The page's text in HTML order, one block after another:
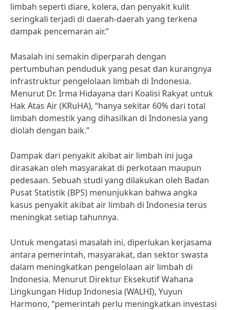
limbah seperti diare, kolera, dan penyakit kulit
seringkali terjadi di daerah-daerah yang terkena
dampak pencemaran air.”
Masalah ini semakin diperparah dengan
pertumbuhan penduduk yang pesat dan kurangnya
infrastruktur pengelolaan limbah di Indonesia.
Menurut Dr. Irma Hidayana dari Koalisi Rakyat untuk
Hak Atas Air (KRuHA), “hanya sekitar 60% dari total
limbah domestik yang dihasilkan di Indonesia yang
diolah dengan baik.”
Dampak dari penyakit akibat air limbah ini juga
dirasakan oleh masyarakat di perkotaan maupun
pedesaan. Sebuah studi yang dilakukan oleh Badan
Pusat Statistik (BPS) menunjukkan bahwa angka
kasus penyakit akibat air limbah di Indonesia terus
meningkat setiap tahunnya.
Untuk mengatasi masalah ini, diperlukan kerjasama
antara pemerintah, masyarakat, dan sektor swasta
dalam meningkatkan pengelolaan air limbah di
Indonesia. Menurut Direktur Eksekutif Wahana
Lingkungan Hidup Indonesia (WALHI), Yuyun
Harmono, “pemerintah perlu meningkatkan investasi